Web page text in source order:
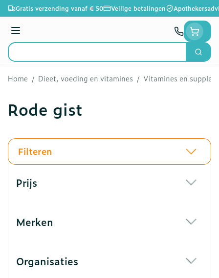
Ga naar de inhoud
Gratis verzending vanaf € 50 Veilige betalingen
Menu
Product, merk, categorie...
Zoek
Home / Dieet, voeding en vitamines / Vitamines en
Rode gist
Filteren
Prijs
Merken
Organisaties